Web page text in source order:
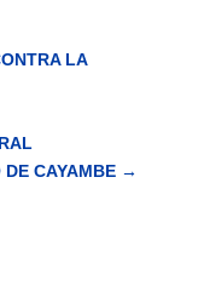
LA
CAYAMBE→